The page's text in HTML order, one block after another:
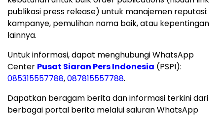
publikasi press release) untuk manajemen reputasi:
kampanye, pemulihan nama baik, atau kepentingan
lainnya.
Untuk informasi, dapat menghubungi WhatsApp
Center Pusat Siaran Pers Indonesia (PSPI):
085315557788,087815557788.
Dapatkan beragam berita dan informasi terkini dari
berbagai portal berita melalui saluran WhatsApp